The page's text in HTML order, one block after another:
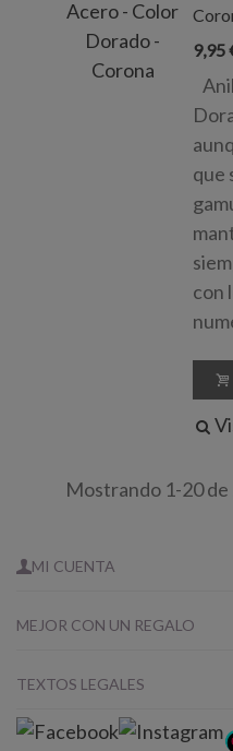
9,95
que
con
Mostrando 1-20
MI CUENTA
MEJOR CON UN REGALO
TEXTOS LEGALES